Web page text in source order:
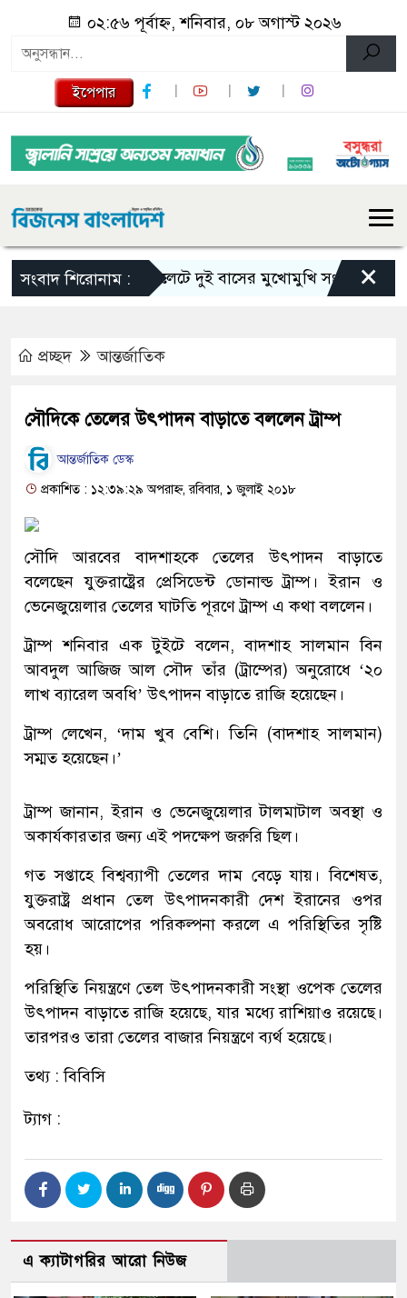
০২:৫৬ পূর্বাহ্ন, শনিবার, ০৮ অগাস্ট ২০২৬
ইপেপার
সংবাদ শিরোনাম :সিলেটে দুই বাসের মুখোমুখি সংঘর্ষে নিহত বেড়ে
×
প্রচ্ছদ আন্তর্জাতিক
সৌদিকে তেলের উৎপাদন বাড়াতে বললেন ট্রাম্প
আন্তর্জাতিক ডেস্ক
প্রকাশিত : ১২:৩৯:২৯ অপরাহ্ন, রবিবার, ১ জুলাই ২০১৮
সৌদি আরবের বাদশাহকে তেলের উৎপাদন বাড়াতে
বলেছেন যুক্তরাষ্ট্রের প্রেসিডেন্ট ডোনাল্ড ট্রাম্প। ইরান ও
ভেনেজুয়েলার তেলের ঘাটতি পূরণে ট্রাম্প এ কথা বললেন।
ট্রাম্প শনিবার এক টুইটে বলেন, বাদশাহ সালমান বিন
আবদুল আজিজ আল সৌদ তাঁর (ট্রাম্পের) অনুরোধে ‘২০
লাখ ব্যারেল অবধি’ উৎপাদন বাড়াতে রাজি হয়েছেন।
ট্রাম্প লেখেন, ‘দাম খুব বেশি। তিনি (বাদশাহ সালমান)
সম্মত হয়েছেন।’
ট্রাম্প জানান, ইরান ও ভেনেজুয়েলার টালমাটাল অবস্থা ও
অকার্যকারতার জন্য এই পদক্ষেপ জরুরি ছিল।
গত সপ্তাহে বিশ্বব্যাপী তেলের দাম বেড়ে যায়। বিশেষত,
যুক্তরাষ্ট্র প্রধান তেল উৎপাদনকারী দেশ ইরানের ওপর
অবরোধ আরোপের পরিকল্পনা করলে এ পরিস্থিতির সৃষ্টি
হয়।
পরিস্থিতি নিয়ন্ত্রণে তেল উৎপাদনকারী সংস্থা ওপেক তেলের
উৎপাদন বাড়াতে রাজি হয়েছে, যার মধ্যে রাশিয়াও রয়েছে।
তারপরও তারা তেলের বাজার নিয়ন্ত্রণে ব্যর্থ হয়েছে।
তথ্য : বিবিসি
ট্যাগ :
এ ক্যাটাগরির আরো নিউজ